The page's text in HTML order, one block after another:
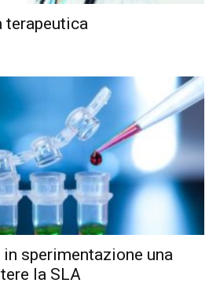
terapeutica
sperimentazione una
la SLA